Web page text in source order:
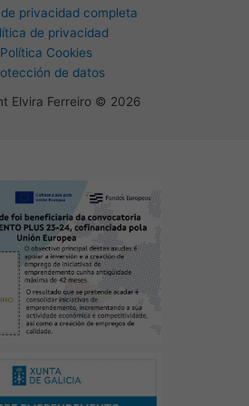
privacidad completa
de privacidad
Política Cookies
de datos
Elvira Ferreiro © 2026